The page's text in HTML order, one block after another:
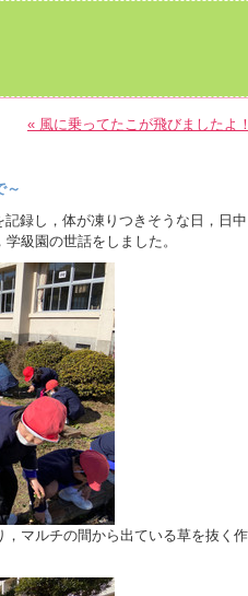
« 風に乗ってたこが飛びましたよ！
～
録し，体が凍りつきそうな日，日
級園の世話をしました。
マルチの間から出ている草を抜く